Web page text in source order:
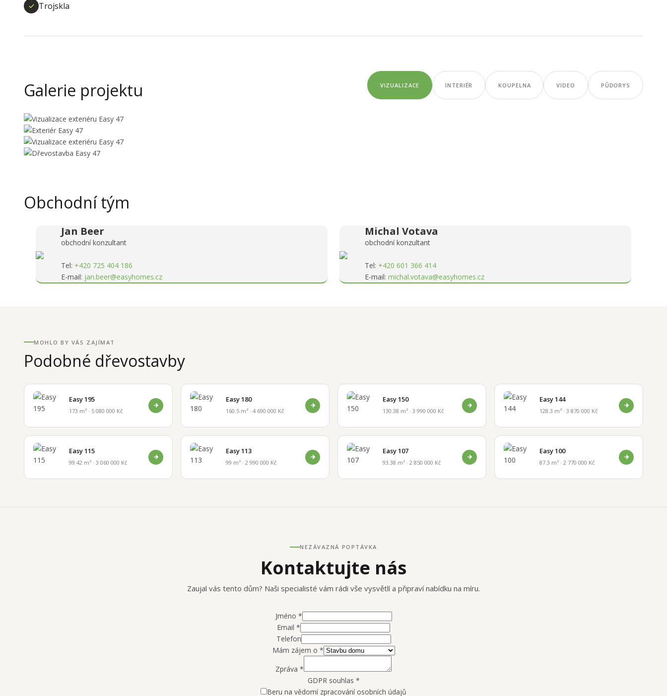
Trojskla
Galerie projektu VIZUALIZACE INTERIÉR KOUPELNA VIDEO PŮDORYS
Obchodní tým
Jan Beer
obchodní konzultant
Tel: +420 725 404 186
E-mail: jan.beer@easyhomes.cz
Michal Votava
obchodní konzultant
Tel: +420 601 366 414
E-mail: michal.votava@easyhomes.cz
MOHLO BY VÁS ZAJÍMAT
Podobné dřevostavby
Easy 195
173 m² · 5 080 000 Kč
Easy 180
160.5 m² · 4 690 000 Kč
Easy 150
130.38 m² · 3 990 000 Kč
Easy 144
128.3 m² · 3 870 000 Kč
Easy 115
99.42 m² · 3 060 000 Kč
Easy 113
99 m² · 2 990 000 Kč
Easy 107
93.38 m² · 2 850 000 Kč
Easy 100
87.3 m² · 2 770 000 Kč
NEZÁVAZNÁ POPTÁVKA
Kontaktujte nás
Zaujal vás tento dům? Naši specialisté vám rádi vše vysvětlí a připraví nabídku na míru.
Jméno *
Email *
Telefon
Mám zájem o *
Zpráva *
GDPR souhlas *
Beru na vědomí zpracování osobních údajů